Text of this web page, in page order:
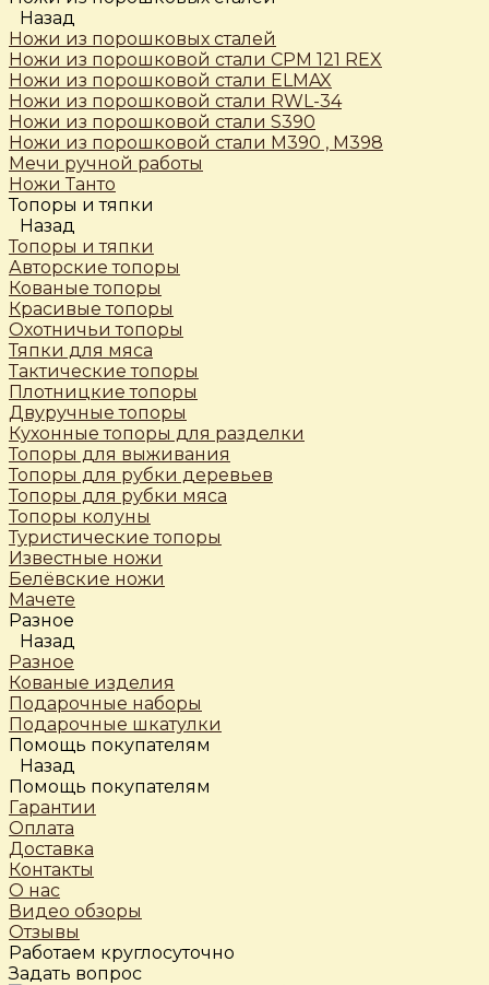
Назад
Ножи из порошковых сталей
Ножи из порошковой стали CPM 121 REX
Ножи из порошковой стали ELMAX
Ножи из порошковой стали RWL-34
Ножи из порошковой стали S390
Ножи из порошковой стали М390 , М398
Мечи ручной работы
Ножи Танто
Топоры и тяпки
Назад
Топоры и тяпки
Авторские топоры
Кованые топоры
Красивые топоры
Охотничьи топоры
Тяпки для мяса
Тактические топоры
Плотницкие топоры
Двуручные топоры
Кухонные топоры для разделки
Топоры для выживания
Топоры для рубки деревьев
Топоры для рубки мяса
Топоры колуны
Туристические топоры
Известные ножи
Белёвские ножи
Мачете
Разное
Назад
Разное
Кованые изделия
Подарочные наборы
Подарочные шкатулки
Помощь покупателям
Назад
Помощь покупателям
Гарантии
Оплата
Доставка
Контакты
О нас
Видео обзоры
Отзывы
Работаем круглосуточно
Задать вопрос